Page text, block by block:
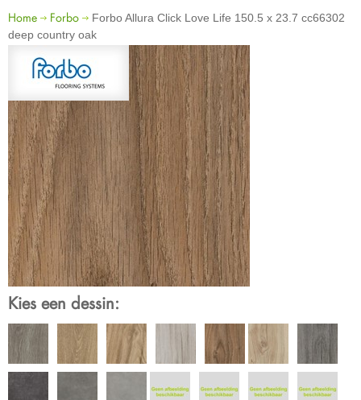
Home Forbo
Forbo Allura Click Love Life 150.5 x 23.7 cc66302
deep country oak
Kies een dessin: